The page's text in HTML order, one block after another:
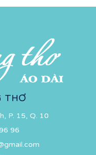
THƠ
P. 15, Q. 10
96